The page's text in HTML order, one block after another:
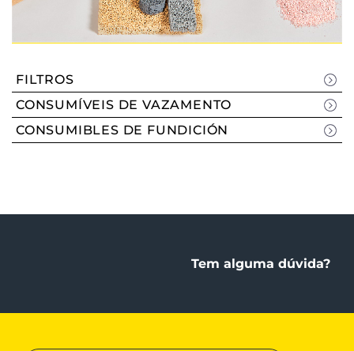
FILTROS
CONSUMÍVEIS DE VAZAMENTO
CONSUMIBLES DE FUNDICIÓN
Tem alguma dúvida?